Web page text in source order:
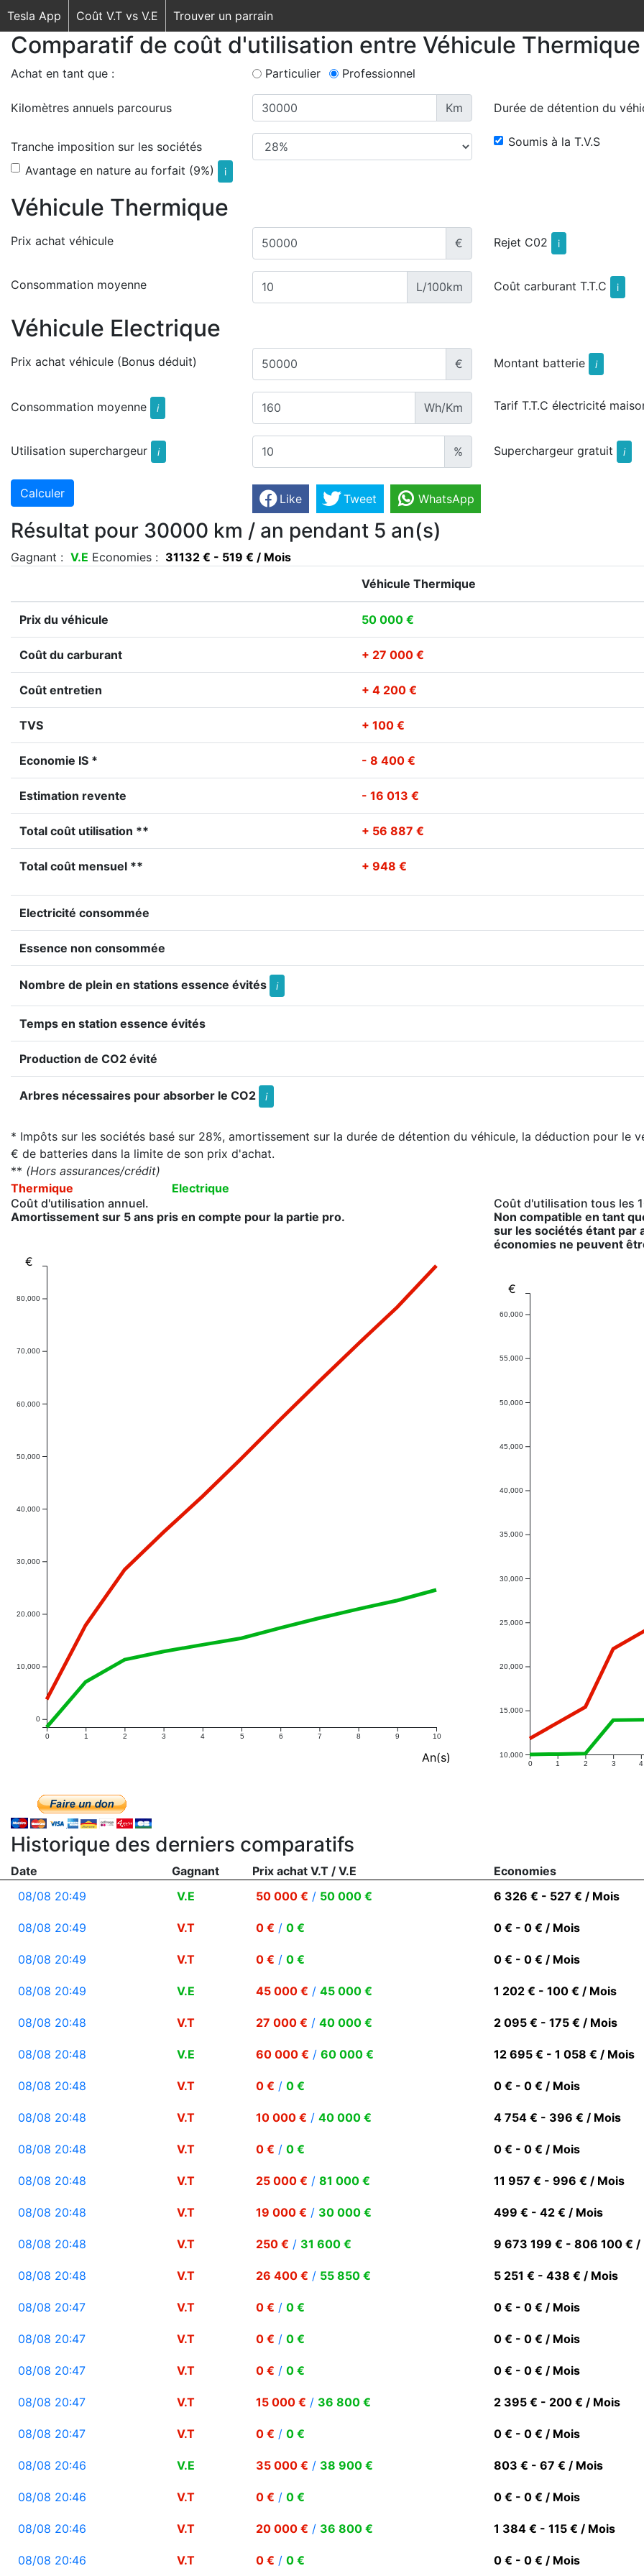
Tesla App Coût V.T vs V.E Trouver un parrain
Comparatif de coût d'utilisation entre Véhicule
Achat en tant que : Particulier Professionnel
Kilomètres annuels parcourus Km Durée de détention du
Tranche imposition sur les sociétés
Soumis à la T.V.S
Avantage en nature au forfait (9%)
i
Véhicule Thermique
Prix achat véhicule € Rejet C02 i
Consommation moyenne L/100km Coût carburant T.T.C i
Véhicule Electrique
Prix achat véhicule (Bonus déduit) € Montant batterie i
Consommation moyenne i Wh/Km Tarif T.T.C électricité
Utilisation superchargeur i % Superchargeur gratuit i
Like Tweet WhatsApp
Résultat pour 30000 km / an pendant 5 an(s)
Gagnant : V.E Economies : 31132 € - 519 € / Mois
Véhicule Thermique
Prix du véhicule 50 000 €
Coût du carburant + 27 000 €
Coût entretien + 4 200 €
TVS + 100 €
Economie IS * - 8 400 €
Estimation revente - 16 013 €
Total coût utilisation ** + 56 887 €
Total coût mensuel ** + 948 €
Electricité consommée
Essence non consommée
Nombre de plein en stations essence évités i
Temps en station essence évités
Production de CO2 évité
Arbres nécessaires pour absorber le CO2 i
* Impôts sur les sociétés basé sur 28%, amortissement sur la durée de détention du véhicule, la déduction pour le
€ de batteries dans la limite de son prix d'achat.
** (Hors assurances/crédit)
Thermique
Electrique
Coût d'utilisation annuel.
Amortissement sur 5 ans pris en compte pour la partie pro.
0 1 2 3 4 5 6 7 8 9 10
0
10,000
20,000
30,000
40,000
50,000
60,000
70,000
80,000
An(s)
€
Coût d'utilisation tous les
Non compatible en tant
sur les sociétés étant par
économies ne peuvent
0 1 2 3 4
10,000
15,000
20,000
25,000
30,000
35,000
40,000
45,000
50,000
55,000
60,000
€
Historique des derniers comparatifs
Date Gagnant Prix achat V.T / V.E
Economies
08/08 20:49
V.E 50 000 € / 50 000 € 6 326 € - 527 € / Mois
08/08 20:49 V.T 0 € / 0 € 0 € - 0 € / Mois
08/08 20:49 V.T 0 € / 0 € 0 € - 0 € / Mois
08/08 20:49 V.E 45 000 € / 45 000 € 1 202 € - 100 € / Mois
08/08 20:48 V.T 27 000 € / 40 000 € 2 095 € - 175 € / Mois
08/08 20:48 V.E 60 000 € / 60 000 € 12 695 € - 1 058 € / Mois
08/08 20:48 V.T 0 € / 0 € 0 € - 0 € / Mois
08/08 20:48 V.T 10 000 € / 40 000 € 4 754 € - 396 € / Mois
08/08 20:48 V.T 0 € / 0 € 0 € - 0 € / Mois
08/08 20:48 V.T 25 000 € / 81 000 € 11 957 € - 996 € / Mois
08/08 20:48 V.T 19 000 € / 30 000 € 499 € - 42 € / Mois
08/08 20:48 V.T 250 € / 31 600 € 9 673 199 € - 806 100 € /
08/08 20:48 V.T 26 400 € / 55 850 € 5 251 € - 438 € / Mois
08/08 20:47 V.T 0 € / 0 € 0 € - 0 € / Mois
08/08 20:47 V.T 0 € / 0 € 0 € - 0 € / Mois
08/08 20:47 V.T 0 € / 0 € 0 € - 0 € / Mois
08/08 20:47 V.T 15 000 € / 36 800 € 2 395 € - 200 € / Mois
08/08 20:47 V.T 0 € / 0 € 0 € - 0 € / Mois
08/08 20:46 V.E 35 000 € / 38 900 € 803 € - 67 € / Mois
08/08 20:46 V.T 0 € / 0 € 0 € - 0 € / Mois
08/08 20:46 V.T 20 000 € / 36 800 € 1 384 € - 115 € / Mois
08/08 20:46 V.T 0 € / 0 € 0 € - 0 € / Mois